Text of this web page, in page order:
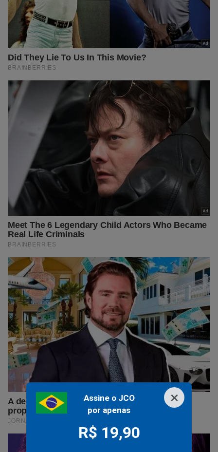
×
Assine o JCO
por apenas
R$ 19,90